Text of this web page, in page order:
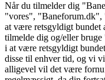
Når du tilmelder dig
"vores", "Baneforum.dk",
at være retsgyldigt
tilmelde dig og/eller
i at være retsgyldigt
disse til enhver tid, og vi
alligevel vil det være